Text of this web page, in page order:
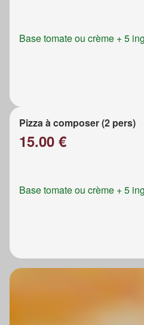
Base tomate ou crème + 5
Pizza à composer (2 pers)
15.00 €
Base tomate ou crème + 5